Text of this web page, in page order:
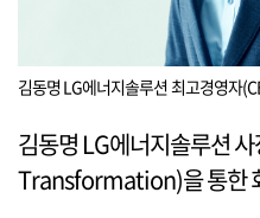
김동명 LG에너지솔루션 최고경영자
김동명 LG에너지솔루션
Transformation)을 통한